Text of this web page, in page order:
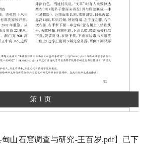
第 1 页
甸山石窟调查与研究-王百岁.pdf】已下